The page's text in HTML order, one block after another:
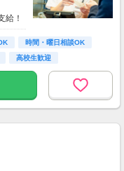
給！
、
時間・曜日相談OK
高校生歓迎